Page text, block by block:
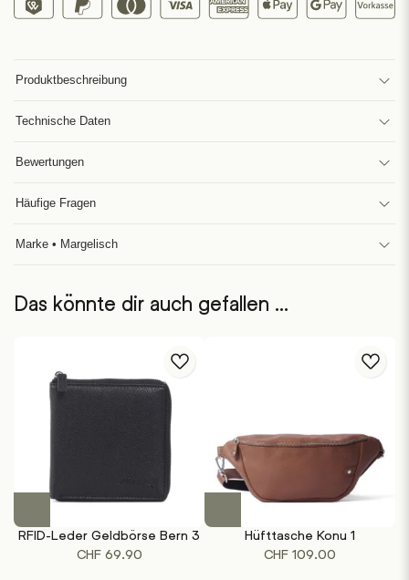
Produktbeschreibung
Technische Daten
Bewertungen
Häufige Fragen
Marke • Margelisch
Das könnte dir auch gefallen …
Dieses
weist
mehrere
RFID-Leder Geldbörse Bern 3
CHF69.90
Dieses
weist
mehrere
Hüfttasche Konu 1
CHF 109.00